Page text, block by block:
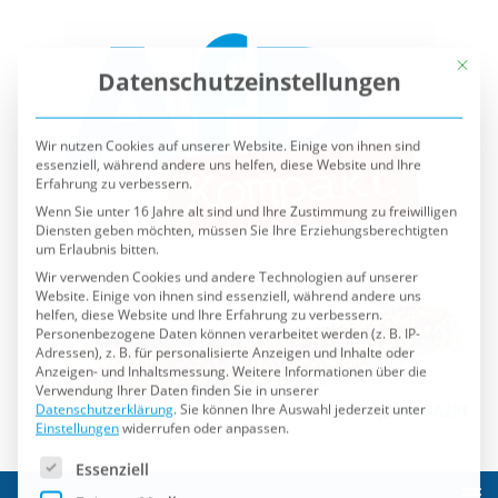
Datenschutzeinstellungen
Wir nutzen Cookies auf unserer Website. Einige von ihnen sind
Erfahrung zu verbessern.
Wenn Sie unter 16 Jahre alt sind und Ihre Zustimmung zu freiwilligen
um Erlaubnis bitten.
Wir verwenden Cookies und andere Technologien auf unserer
helfen, diese Website und Ihre Erfahrung zu verbessern.
Personenbezogene Daten können verarbeitet werden (z. B. IP-
Adressen), z. B. für personalisierte Anzeigen und Inhalte oder
Anzeigen- und Inhaltsmessung.Weitere Informationen über die
Verwendung Ihrer Daten finden Sie in unserer
Datenschutzerklärung.Sie können Ihre Auswahl jederzeit unter
Einstellungenwiderrufen oder anpassen.
Es folgt eine Liste der Service-Gruppen, für die eine
Essenziell
Externe Medien